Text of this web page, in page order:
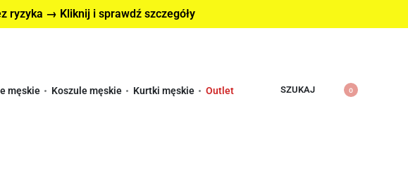
ryzyka → Kliknij i sprawdź szczegóły
męskie Koszule męskie Kurtki męskie Outlet SZUKAJ 0